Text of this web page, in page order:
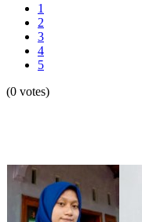
1
2
3
4
5
(0 votes)